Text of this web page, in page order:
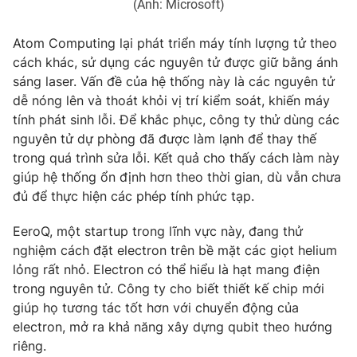
Ðiện thoại Thời báo VTV:024.66 897 897
Liên hệ quảng cáo: 024-7300.7108
® Cấm sao chép dưới mọi hình thức nếu không có sự chấp
thuận bằng văn bản. Ghi rõ nguồn VTV.vn khi phát hành lại
thông tin từ website này.
(Ảnh: Microsoft)
Atom Computing lại phát triển máy tính lượng tử theo
cách khác, sử dụng các nguyên tử được giữ bằng ánh
sáng laser. Vấn đề của hệ thống này là các nguyên tử
dễ nóng lên và thoát khỏi vị trí kiểm soát, khiến máy
tính phát sinh lỗi. Để khắc phục, công ty thử dùng các
nguyên tử dự phòng đã được làm lạnh để thay thế
trong quá trình sửa lỗi. Kết quả cho thấy cách làm này
giúp hệ thống ổn định hơn theo thời gian, dù vẫn chưa
đủ để thực hiện các phép tính phức tạp.
EeroQ, một startup trong lĩnh vực này, đang thử
nghiệm cách đặt electron trên bề mặt các giọt helium
lỏng rất nhỏ. Electron có thể hiểu là hạt mang điện
trong nguyên tử. Công ty cho biết thiết kế chip mới
giúp họ tương tác tốt hơn với chuyển động của
electron, mở ra khả năng xây dựng qubit theo hướng
riêng.